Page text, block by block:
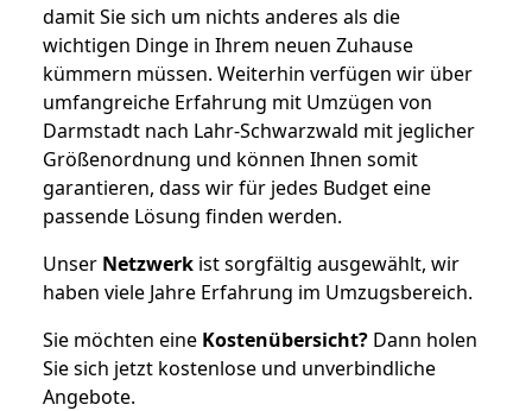
damit Sie sich um nichts anderes als die
wichtigen Dinge in Ihrem neuen Zuhause
kümmern müssen. Weiterhin verfügen wir über
umfangreiche Erfahrung mit Umzügen von
Darmstadt nach Lahr-Schwarzwald mit jeglicher
Größenordnung und können Ihnen somit
garantieren, dass wir für jedes Budget eine
passende Lösung finden werden.
Unser Netzwerk ist sorgfältig ausgewählt, wir
haben viele Jahre Erfahrung im Umzugsbereich.
Sie möchten eine Kostenübersicht? Dann holen
Sie sich jetzt kostenlose und unverbindliche
Angebote.